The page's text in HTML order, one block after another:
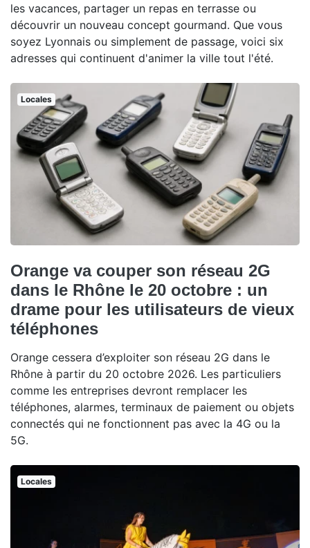
les vacances, partager un repas en terrasse ou
découvrir un nouveau concept gourmand. Que vous
soyez Lyonnais ou simplement de passage, voici six
adresses qui continuent d'animer la ville tout l'été.
Locales
Orange va couper son réseau 2G
dans le Rhône le 20 octobre : un
drame pour les utilisateurs de vieux
téléphones
Orange cessera d’exploiter son réseau 2G dans le
Rhône à partir du 20 octobre 2026. Les particuliers
comme les entreprises devront remplacer les
téléphones, alarmes, terminaux de paiement ou objets
connectés qui ne fonctionnent pas avec la 4G ou la
5G.
Locales